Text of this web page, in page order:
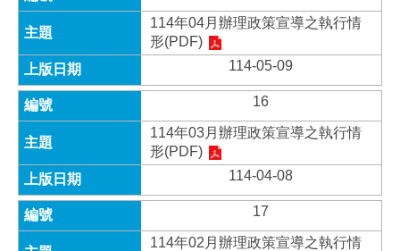
114年04月辦理政策宣導之執行情
形(PDF)
114-05-09
16
114年03月辦理政策宣導之執行情
形(PDF)
114-04-08
17
114年02月辦理政策宣導之執行情